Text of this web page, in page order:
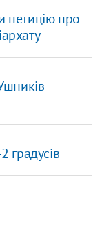
петицію про
градусів